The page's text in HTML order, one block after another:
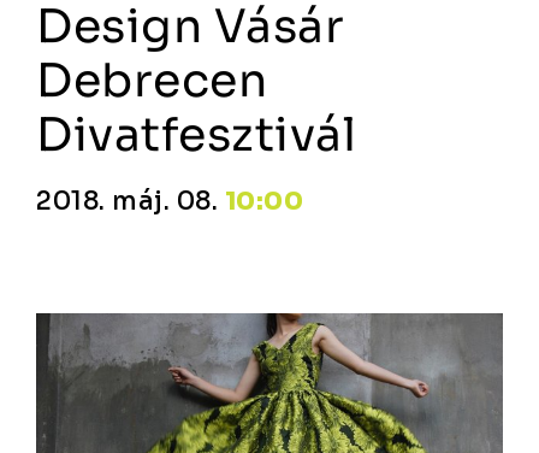
Design Vásár
Debrecen
Divatfesztivál
2018. máj. 08. 10:00